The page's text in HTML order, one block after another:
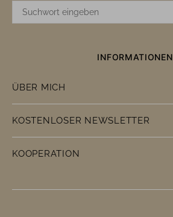
SUCHE
INFORMATIONEN
ÜBER MICH
KOSTENLOSER NEWSLETTER
KOOPERATION